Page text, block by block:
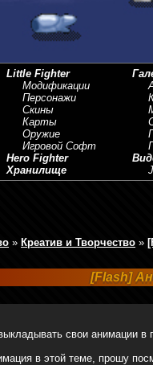
Little Fighter
Модификации
Персонажи
Скины
Карты
Оружие
Игровой Софт
Hero Fighter
Хранилище
» Креатив и Творчество »
[Flash]
свои анимации
в этой теме, прошу